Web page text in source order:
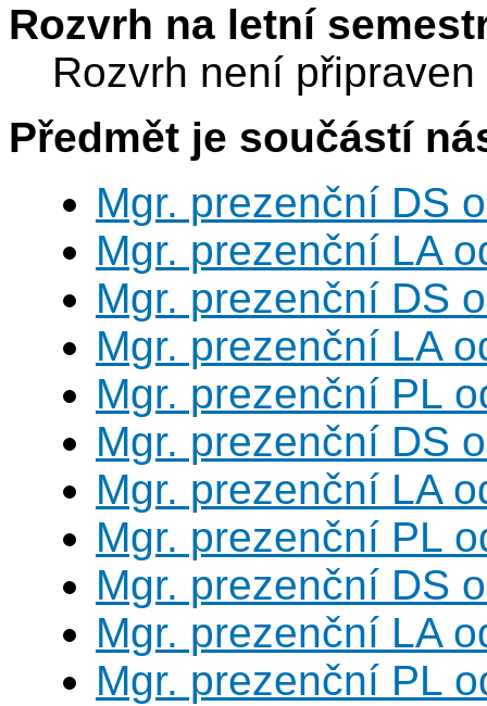
Rozvrh na letní
Rozvrh není připraven
Předmět je součástí
Mgr. prezenční DS
Mgr. prezenční LA
Mgr. prezenční DS
Mgr. prezenční LA
Mgr. prezenční PL
Mgr. prezenční DS
Mgr. prezenční LA
Mgr. prezenční PL
Mgr. prezenční DS
Mgr. prezenční LA
Mgr. prezenční PL